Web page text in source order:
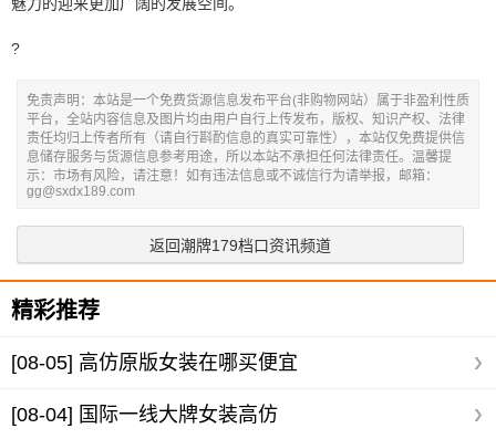
?
免责声明：本站是一个免费货源信息发布平台(非购物网站）属于非盈利性质
平台，全站内容信息及图片均由用户自行上传发布，版权、知识产权、法律
责任均归上传者所有（请自行斟酌信息的真实可靠性），本站仅免费提供信
息储存服务与货源信息参考用途，所以本站不承担任何法律责任。温馨提
示：市场有风险，请注意！如有违法信息或不诚信行为请举报，邮箱：
gg@sxdx189.com
返回潮牌179档口资讯频道
精彩推荐
[08-05] 高仿原版女装在哪买便宜
[08-04] 国际一线大牌女装高仿